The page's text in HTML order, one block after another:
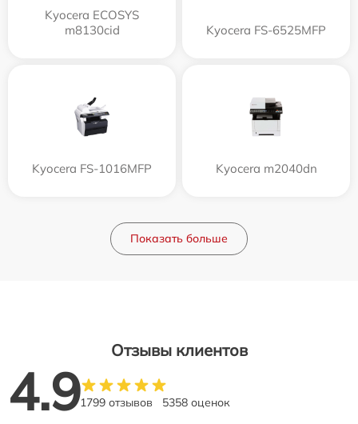
Kyocera ECOSYS
m8130cid
Kyocera FS-6525MFP
Kyocera FS-1016MFP Kyocera m2040dn
Показать больше
Отзывы клиентов
4.91799 отзывов 5358 оценок